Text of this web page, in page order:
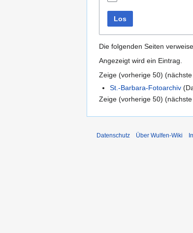
Los
Die folgenden Seiten
Angezeigt wird ein Eintrag.
Zeige (vorherige 50) (
St.-Barbara-Fotoarchiv
Zeige (vorherige 50) (
Datenschutz Über Wulfen-Wiki